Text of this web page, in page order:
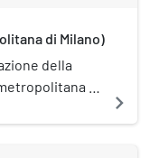
di Milano)
della
di
navigate_next